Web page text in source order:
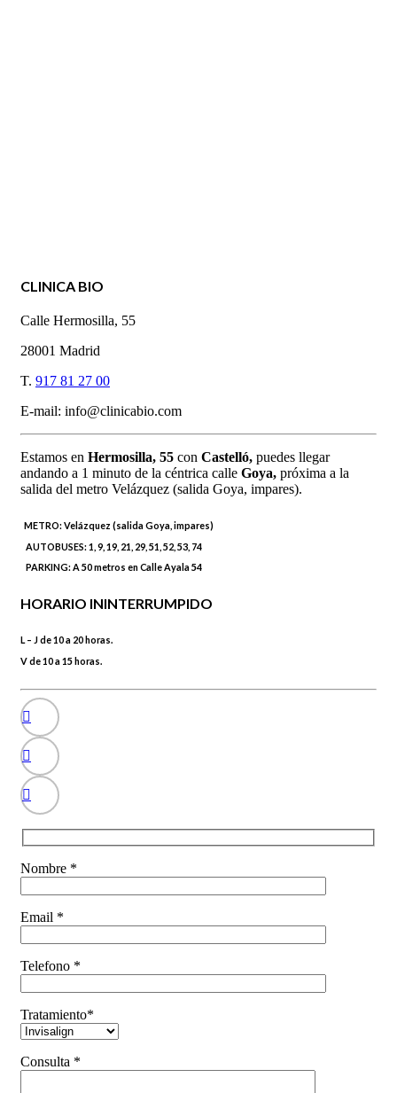
CLINICA BIO
Calle Hermosilla, 55
28001 Madrid
T. 917 81 27 00
E-mail: info@clinicabio.com
Estamos en Hermosilla, 55 con Castelló, puedes llegar
andando a 1 minuto de la céntrica calle Goya, próxima a la
salida del metro Velázquez (salida Goya, impares).
METRO:Velázquez (salida Goya, impares)
AUTOBUSES:1, 9, 19, 21, 29, 51, 52, 53, 74
PARKING:A 50 metros en Calle Ayala 54
HORARIO ININTERRUMPIDO
L – J de 10 a 20 horas.
V de 10 a 15 horas.
Nombre *
Email *
Telefono *
Tratamiento*
Consulta *